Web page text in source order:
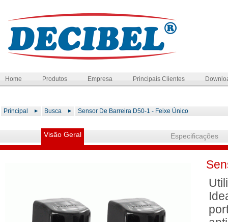
Home Produtos Empresa Principais Clientes
Principal Busca Sensor De Barreira D50-1 - Feixe Único
Visão Geral Especificações